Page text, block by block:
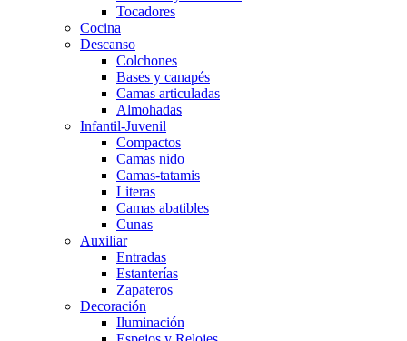
Tocadores
Cocina
Descanso
Colchones
Bases y canapés
Camas articuladas
Almohadas
Infantil-Juvenil
Compactos
Camas nido
Camas-tatamis
Literas
Camas abatibles
Cunas
Auxiliar
Entradas
Estanterías
Zapateros
Decoración
Iluminación